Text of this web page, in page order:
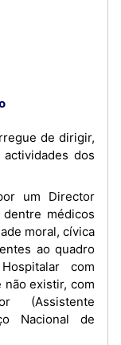
dos
médicos
moral, cívica
ao quadro
com
existir, com
(Assistente
Nacional de